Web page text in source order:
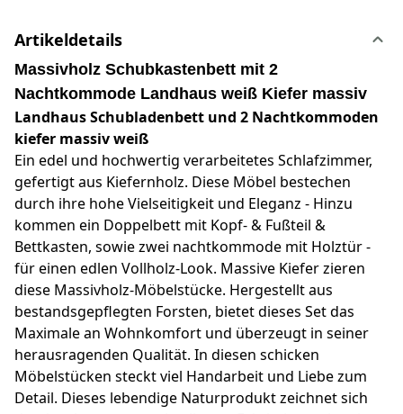
Artikeldetails
Massivholz Schubkastenbett mit 2
Nachtkommode Landhaus weiß Kiefer massiv
Landhaus Schubladenbett und 2 Nachtkommoden
kiefer massiv weiß
Ein edel und hochwertig verarbeitetes Schlafzimmer,
gefertigt aus Kiefernholz. Diese Möbel bestechen
durch ihre hohe Vielseitigkeit und Eleganz - Hinzu
kommen ein Doppelbett mit Kopf- & Fußteil &
Bettkasten, sowie zwei nachtkommode mit Holztür -
für einen edlen Vollholz-Look. Massive Kiefer zieren
diese Massivholz-Möbelstücke. Hergestellt aus
bestandsgepflegten Forsten, bietet dieses Set das
Maximale an Wohnkomfort und überzeugt in seiner
herausragenden Qualität. In diesen schicken
Möbelstücken steckt viel Handarbeit und Liebe zum
Detail. Dieses lebendige Naturprodukt zeichnet sich